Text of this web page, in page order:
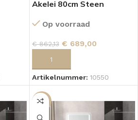
Akelei 80cm Steen
Op voorraad
€862,13 € 689,00
Artikelnummer: 10550
SALE